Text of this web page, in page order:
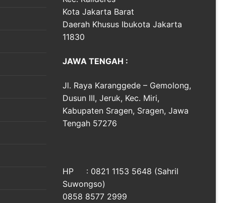
Kota Jakarta Barat
Daerah Khusus Ibukota Jakarta
11830
JAWA TENGAH :
Jl. Raya Karanggede – Gemolong,
Dusun III, Jeruk, Kec. Miri,
Kabupaten Sragen, Sragen, Jawa
Tengah 57276
HP : 0821 1153 5648 (Sahril
Suwongso)
0858 8577 2999